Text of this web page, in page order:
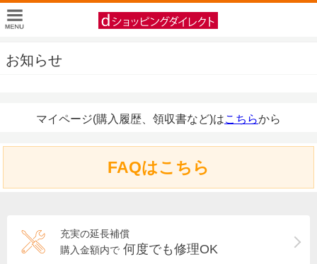
お知らせ
マイページ(購入履歴、領収書など)はこちらから
FAQはこちら
充実の延長補償
購入金額内で 何度でも修理OK